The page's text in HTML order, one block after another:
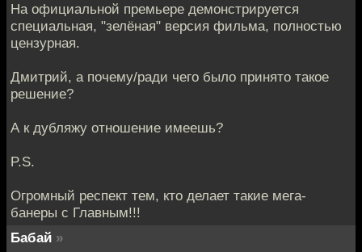
На официальной премьере демонстрируется
специальная, "зелёная" версия фильма, полностью
цензурная.
Дмитрий, а почему/ради чего было принято такое
решение?
А к дубляжу отношение имеешь?
P.S.
Огромный респект тем, кто делает такие мега-
банеры с Главным!!!
Бабай »